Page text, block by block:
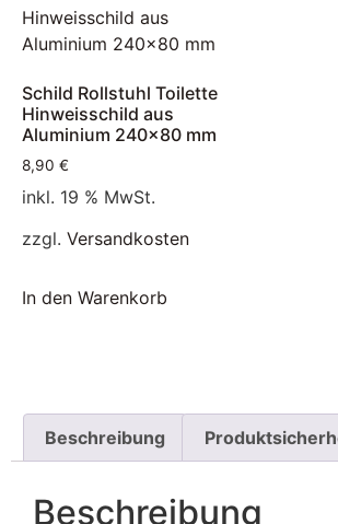
Schild Rollstuhl Toilette
Hinweisschild aus
Aluminium 240×80 mm
8,90 €
inkl. 19 % MwSt.
zzgl. Versandkosten
In den Warenkorb
Beschreibung
Beschreibung